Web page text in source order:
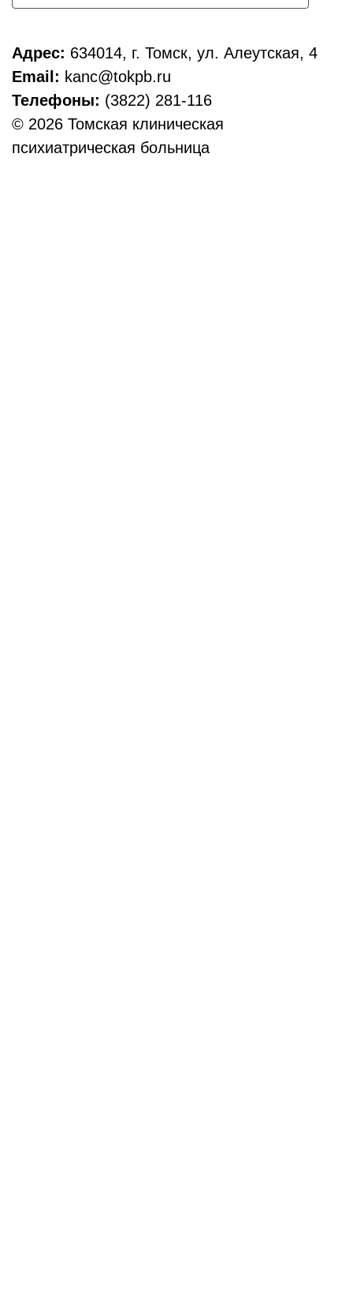
Адрес: 634014, г. Томск, ул. Алеутская, 4
Email: kanc@tokpb.ru
Телефоны: (3822) 281-116
© 2026 Томская клиническая
психиатрическая больница